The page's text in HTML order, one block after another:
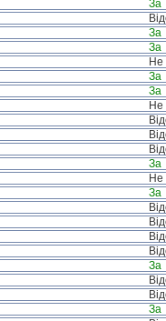
За
За
За
Не
За
За
Не
За
Не
За
За
За